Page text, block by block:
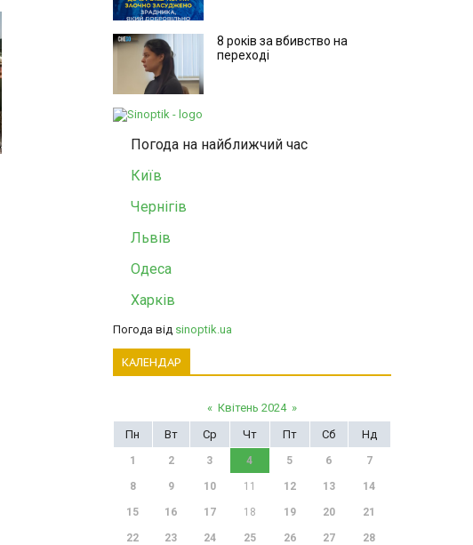
8 років за вбивство на
переході
Погода на найближчий час
Київ
Чернігів
Львів
Одеса
Харків
Погода від sinoptik.ua
КАЛЕНДАР
« Квітень 2024 »
Пн
Вт Ср Чт Пт Сб Нд
1 2 3 4 5 6 7
8 9 10 11 12 13 14
15 16 17 18 19 20 21
22 23 24 25 26 27 28